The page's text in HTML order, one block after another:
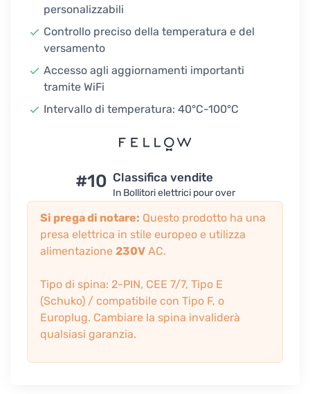
259,00 €
2-4 settimane
personalizzabili
Controllo preciso della temperatura e del
versamento
Accesso agli aggiornamenti importanti
tramite WiFi
Intervallo di temperatura: 40°C-100°C
#10 Classifica vendite
In Bollitori elettrici pour over
Si prega di notare: Questo prodotto ha una
presa elettrica in stile europeo e utilizza
alimentazione 230V AC.
Tipo di spina: 2-PIN, CEE 7/7, Tipo E
(Schuko) / compatibile con Tipo F, o
Europlug. Cambiare la spina invaliderà
qualsiasi garanzia.